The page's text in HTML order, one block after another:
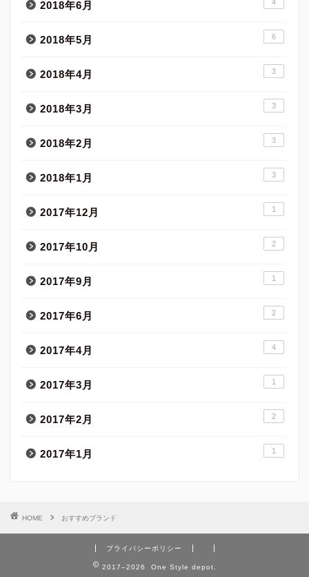
2018年6月 4
2018年5月 6
2018年4月 3
2018年3月 3
2018年2月 3
2018年1月 3
2017年12月 1
2017年10月 2
2017年9月 1
2017年6月 2
2017年4月 4
2017年3月 1
2017年2月 2
2017年1月 1
HOME おすすめブランド
プライバシーポリシー
2017–2026 One Style depot.